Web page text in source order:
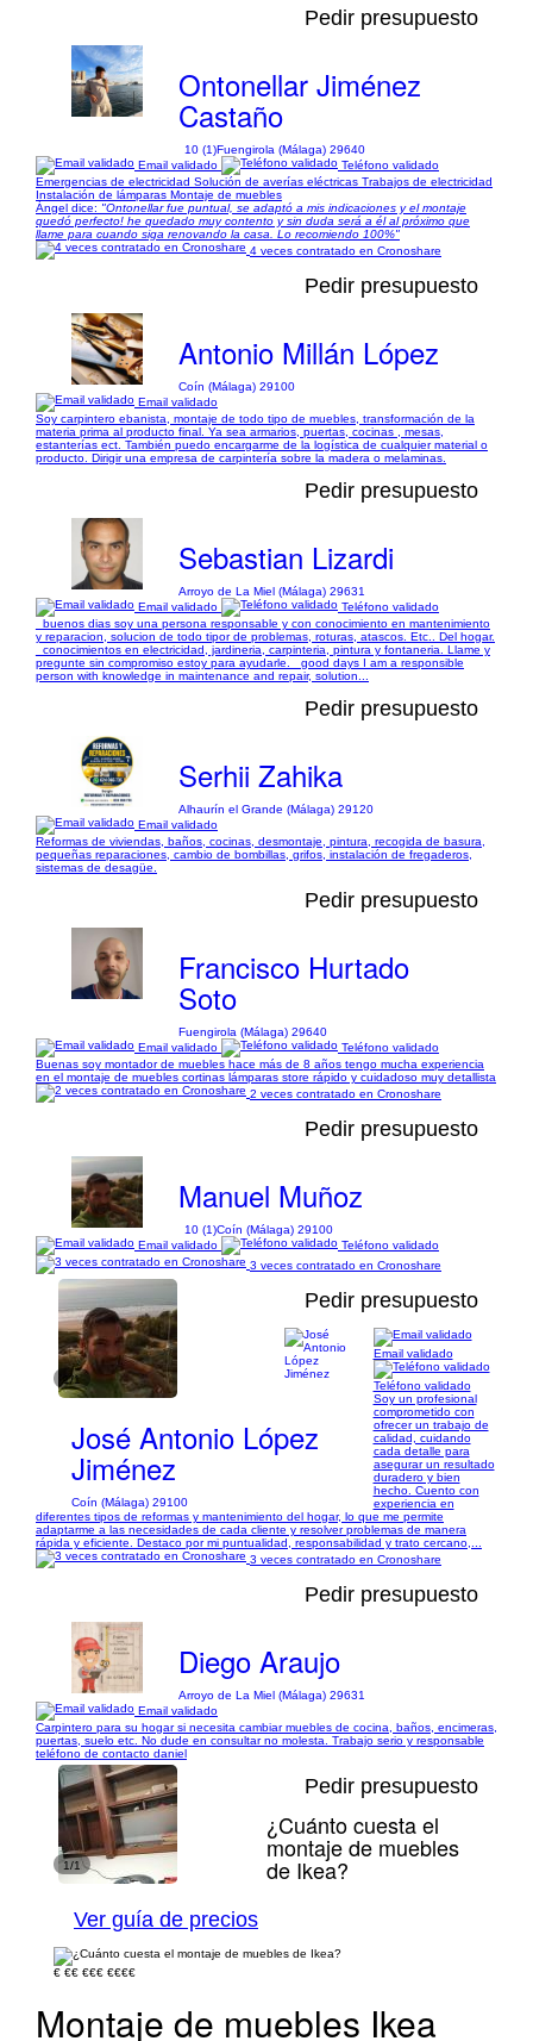
Pedir presupuesto
Ontonellar Jiménez
Castaño
10 (1)Fuengirola (Málaga) 29640
Email validado
Teléfono validado
Emergencias de electricidad Solución de averías eléctricas Trabajos de electricidad
Instalación de lámparas Montaje de muebles
Ángel dice: "Ontonellar fue puntual, se adaptó a mis indicaciones y el montaje
quedó perfecto! he quedado muy contento y sin duda será a él al próximo que
llame para cuando siga renovando la casa. Lo recomiendo 100%"
4 veces contratado en Cronoshare
Pedir presupuesto
Antonio Millán López
Coín (Málaga) 29100
Email validado
Soy carpintero ebanista, montaje de todo tipo de muebles, transformación de la
materia prima al producto final. Ya sea armarios, puertas, cocinas , mesas,
estanterías ect. También puedo encargarme de la logística de cualquier material o
producto. Dirigir una empresa de carpintería sobre la madera o melaminas.
Pedir presupuesto
Sebastian Lizardi
Arroyo de La Miel (Málaga) 29631
Email validado
Teléfono validado
_buenos dias soy una persona responsable y con conocimiento en mantenimiento
y reparacion, solucion de todo tipor de problemas, roturas, atascos. Etc.. Del hogar.
_conocimientos en electricidad, jardineria, carpinteria, pintura y fontaneria. Llame y
pregunte sin compromiso estoy para ayudarle. _good days I am a responsible
person with knowledge in maintenance and repair, solution...
Pedir presupuesto
Serhii Zahika
Alhaurín el Grande (Málaga) 29120
Email validado
Reformas de viviendas, baños, cocinas, desmontaje, pintura, recogida de basura,
pequeñas reparaciones, cambio de bombillas, grifos, instalación de fregaderos,
sistemas de desagüe.
Pedir presupuesto
Francisco Hurtado
Soto
Fuengirola (Málaga) 29640
Email validado
Teléfono validado
Buenas soy montador de muebles hace más de 8 años tengo mucha experiencia
en el montaje de muebles cortinas lámparas store rápido y cuidadoso muy detallista
2 veces contratado en Cronoshare
Pedir presupuesto
Manuel Muñoz
10 (1)Coín (Málaga) 29100
Email validado
Teléfono validado
3 veces contratado en Cronoshare
1/1
Pedir presupuesto
José Antonio López
Jiménez
Coín (Málaga) 29100
Email validado
Teléfono validado
Soy un profesional
comprometido con
ofrecer un trabajo de
calidad, cuidando
cada detalle para
asegurar un resultado
duradero y bien
hecho. Cuento con
experiencia en
diferentes tipos de reformas y mantenimiento del hogar, lo que me permite
adaptarme a las necesidades de cada cliente y resolver problemas de manera
rápida y eficiente. Destaco por mi puntualidad, responsabilidad y trato cercano,...
3 veces contratado en Cronoshare
Pedir presupuesto
Diego Araujo
Arroyo de La Miel (Málaga) 29631
Email validado
Carpintero para su hogar si necesita cambiar muebles de cocina, baños, encimeras,
puertas, suelo etc. No dude en consultar no molesta. Trabajo serio y responsable
teléfono de contacto daniel
1/1
Pedir presupuesto
¿Cuánto cuesta el
montaje de muebles
de Ikea?
Ver guía de precios
€ €€ €€€ €€€€
Montaje de muebles Ikea